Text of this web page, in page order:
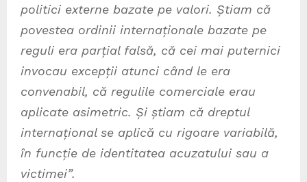
politici externe bazate pe valori. Știam că
povestea ordinii internaționale bazate pe
reguli era parțial falsă, că cei mai puternici
invocau excepții atunci când le era
convenabil, că regulile comerciale erau
aplicate asimetric. Și știam că dreptul
internațional se aplică cu rigoare variabilă,
în funcție de identitatea acuzatului sau a
victimei”.